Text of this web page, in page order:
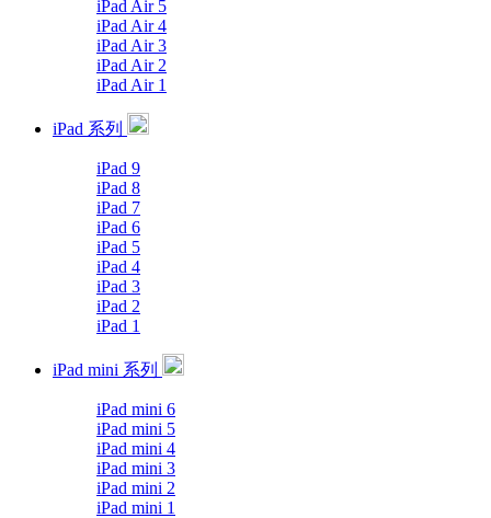
iPad Air 5
iPad Air 4
iPad Air 3
iPad Air 2
iPad Air 1
iPad 系列
iPad 9
iPad 8
iPad 7
iPad 6
iPad 5
iPad 4
iPad 3
iPad 2
iPad 1
iPad mini 系列
iPad mini 6
iPad mini 5
iPad mini 4
iPad mini 3
iPad mini 2
iPad mini 1